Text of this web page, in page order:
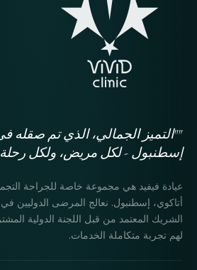
""التميز الجمالي، الذي تم صقله
إسطنبول - لكل مريض، ولكل
عيادة فيفيد هي مجموعة خاصة للجراحة
أتاكوي، إسطنبول. نعالج المرضى الدوليين
الشريك المعتمد من قبل اللجنة الدولية
لهم تجربة متكاملة الخدمات.